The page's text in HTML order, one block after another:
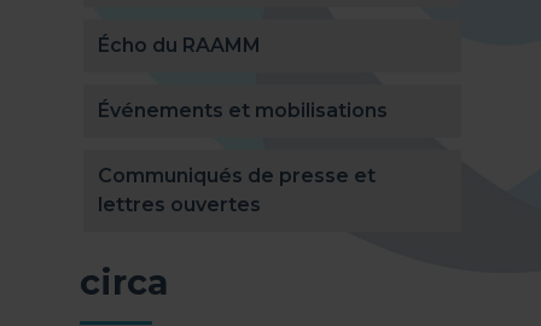
Écho du RAAMM
Événements et mobilisations
Communiqués de presse et
lettres ouvertes
circa